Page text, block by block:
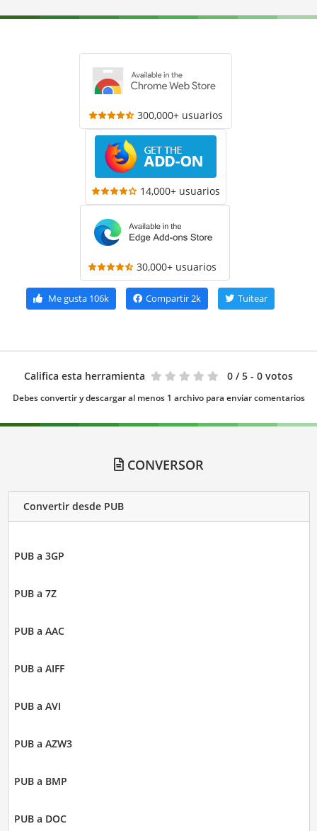
300,000+ usuarios
14,000+ usuarios
30,000+ usuarios
Me gusta106k Compartir2k Tuitear
Califica esta herramienta 0 / 5 - 0 votos
Debes convertir y descargar al menos 1 archivo para enviar comentarios
CONVERSOR
Convertir desde PUB
PUB a 3GP
PUB a 7Z
PUB a AAC
PUB a AIFF
PUB a AVI
PUB a AZW3
PUB a BMP
PUB a DOC